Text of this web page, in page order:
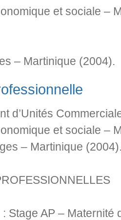
et sociale –
– Martinique (2004).
d’Unités
et sociale –
– Martinique
Stage AP – Maternité